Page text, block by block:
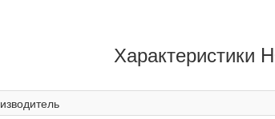
Характеристики